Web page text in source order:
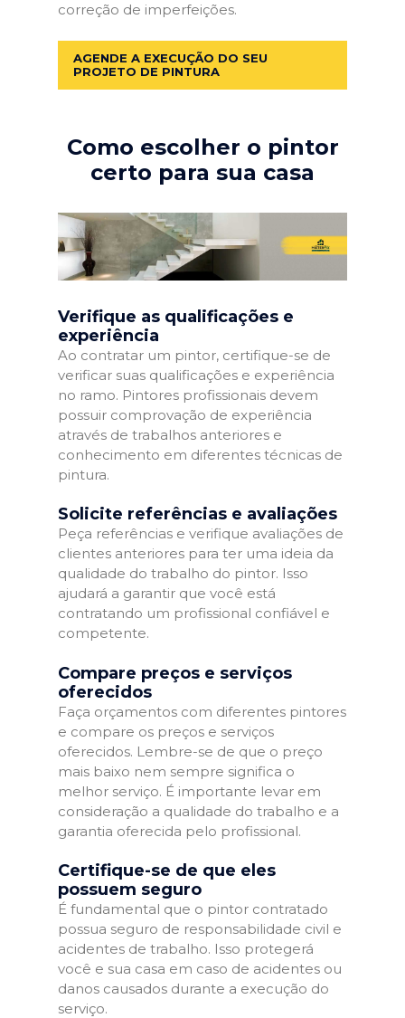
correção de imperfeições.
AGENDE A EXECUÇÃO DO SEU
PROJETO DE PINTURA
Como escolher o pintor
certo para sua casa
Verifique as qualificações e
experiência
Ao contratar um pintor, certifique-se de
verificar suas qualificações e experiência
no ramo. Pintores profissionais devem
possuir comprovação de experiência
através de trabalhos anteriores e
conhecimento em diferentes técnicas de
pintura.
Solicite referências e avaliações
Peça referências e verifique avaliações de
clientes anteriores para ter uma ideia da
qualidade do trabalho do pintor. Isso
ajudará a garantir que você está
contratando um profissional confiável e
competente.
Compare preços e serviços
oferecidos
Faça orçamentos com diferentes pintores
e compare os preços e serviços
oferecidos. Lembre-se de que o preço
mais baixo nem sempre significa o
melhor serviço. É importante levar em
consideração a qualidade do trabalho e a
garantia oferecida pelo profissional.
Certifique-se de que eles
possuem seguro
É fundamental que o pintor contratado
possua seguro de responsabilidade civil e
acidentes de trabalho. Isso protegerá
você e sua casa em caso de acidentes ou
danos causados durante a execução do
serviço.